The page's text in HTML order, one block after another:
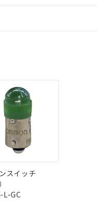
ABS型式承認
（アメリカ
船舶規格）
この製品の
スイッチ
L-GC
サービスの対象外となる
載している更新日時点での
庫および標準価格とは異
のお取引先、またはお客様
は「販売ネットワーク
前の承諾なく第三者に漏洩
ス）をご利用いただくに
ものが、含有品と判明し
1000ppm以下、ポリ臭化ジ
以下、フタル酸ブチルベン
1000ppm以下
除外項目は除く。
的な使用がないことを確認していま
前後することがあります。
) : 100ppm、
類) : 1000ppm、 PBDEs(ポリ臭
ブチル) : 1000ppm、 BBP(フタ
以下であることを示します
外部に漏えいし、環境に
破砕するなど、違法に輸
化学兵器、生物兵器または
合は、上記1、2および3の
関係者が違法に輸出する
、お客様のお取引先、ま
ださい)
を公開していない機種